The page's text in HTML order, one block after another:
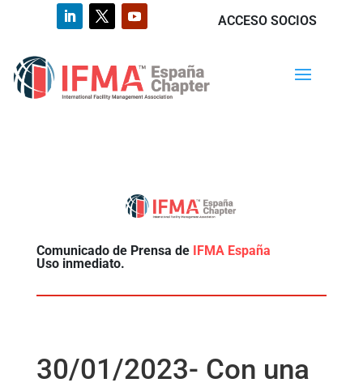
ACCESO SOCIOS
Comunicado de Prensa de IFMA España
Uso inmediato.
30/01/2023- Con una